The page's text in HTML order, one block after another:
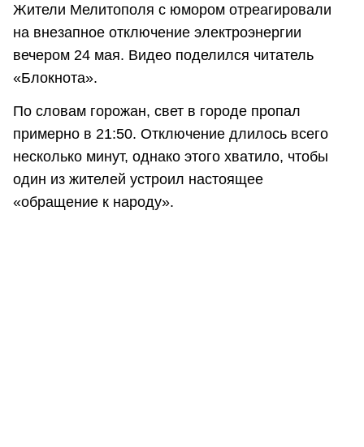
Жители Мелитополя с юмором отреагировали
на внезапное отключение электроэнергии
вечером 24 мая. Видео поделился читатель
«Блокнота».
По словам горожан, свет в городе пропал
примерно в 21:50. Отключение длилось всего
несколько минут, однако этого хватило, чтобы
один из жителей устроил настоящее
«обращение к народу».